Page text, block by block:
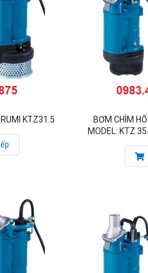
Japan
dập nổi
quyền Oil Lifter (Tạo ra sự bôi
12 tháng.
nội thành. Vận chuyển và lắp đặt
tại kho:
KTZ31.5
BƠM CHÌM
MODEL: KTZ